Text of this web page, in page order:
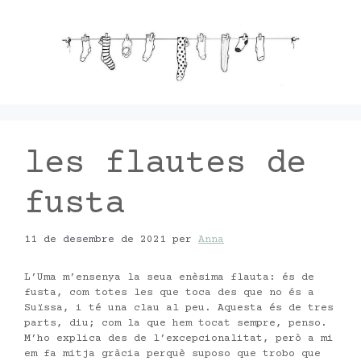
les flautes de
fusta
11 de desembre de 2021 per Anna
L’Uma m’ensenya la seua enèsima flauta: és de
fusta, com totes les que toca des que no és a
Suïssa, i té una clau al peu. Aquesta és de tres
parts, diu; com la que hem tocat sempre, penso.
M’ho explica des de l’excepcionalitat, però a mi
em fa mitja gràcia perquè suposo que trobo que